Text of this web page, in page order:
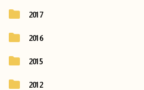
2017
2016
2015
2012